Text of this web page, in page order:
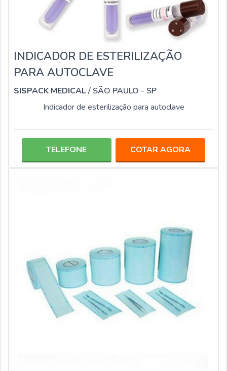
INDICADOR DE ESTERILIZAÇÃO
PARA AUTOCLAVE
SISPACK MEDICAL/ SÃO PAULO - SP
Indicador de esterilização para autoclave
TELEFONE COTAR AGORA